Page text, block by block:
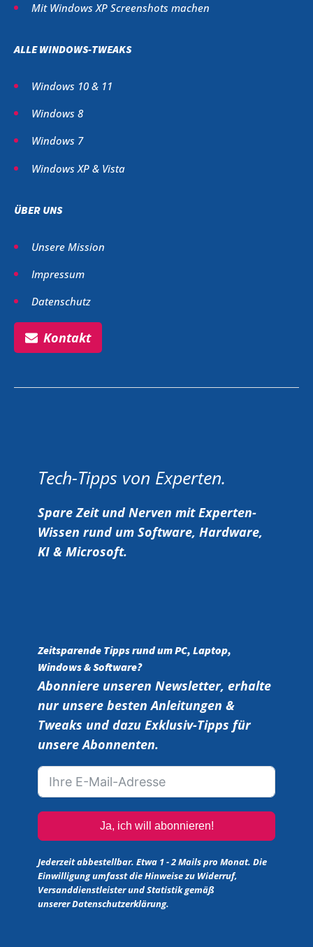
Mit Windows XP Screenshots machen
ALLE WINDOWS-TWEAKS
Windows 10 & 11
Windows 8
Windows 7
Windows XP & Vista
ÜBER UNS
Unsere Mission
Impressum
Datenschutz
Kontakt
Tech-Tipps von Experten.
Spare Zeit und Nerven mit Experten-
Wissen rund um Software, Hardware,
KI & Microsoft.
Zeitsparende Tipps rund um PC, Laptop,
Windows & Software?
Abonniere unseren Newsletter, erhalte
nur unsere besten Anleitungen &
Tweaks und dazu Exklusiv-Tipps für
unsere Abonnenten.
Ja, ich will abonnieren!
Jederzeit abbestellbar. Etwa 1 - 2 Mails pro Monat. Die
Einwilligung umfasst die Hinweise zu Widerruf,
Versanddienstleister und Statistik gemäß
unsererDatenschutzerklärung.